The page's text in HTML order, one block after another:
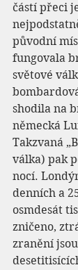
částí přeci
původní
fungovala
světové
shodila na
německá
Takzvaná
válka) pak
nocí.
denních a
osmdesát
zničeno,
zranění